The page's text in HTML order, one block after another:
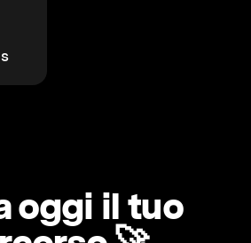
oggi il tuo